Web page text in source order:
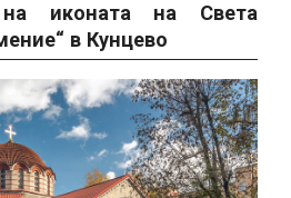
иконата на Света
в Кунцево